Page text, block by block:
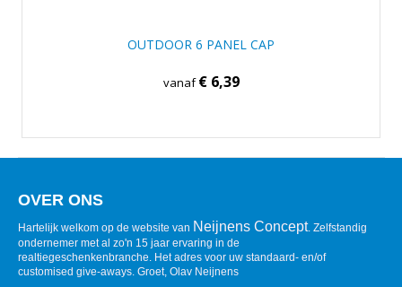
OUTDOOR 6 PANEL CAP
vanaf€ 6,39
OVER ONS
Hartelijk welkom op de website van Neijnens Concept. Zelfstandig
ondernemer met al zo'n 15 jaar ervaring in de
realtiegeschenkenbranche. Het adres voor uw standaard- en/of
customised give-aways. Groet, Olav Neijnens